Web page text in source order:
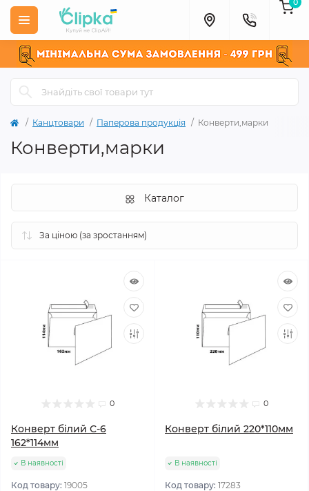
Канцтовари Паперова продукція Конверти,марки
Конверти,марки
Каталог
0
Конверт білий С-6
162*114мм
В наявності
Код товару: 19005
0
Конверт білий 220*110мм
В наявності
Код товару: 17283